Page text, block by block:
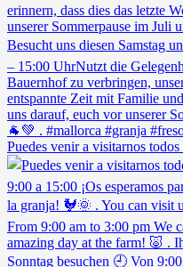
Puedes venir a visitarnos